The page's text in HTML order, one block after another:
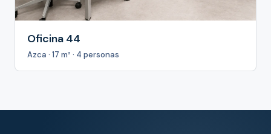
Oficina 44
Azca · 17 m² · 4 personas